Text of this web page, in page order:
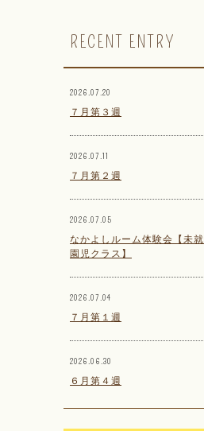
RECENT ENTRY
2026.07.20
７月第３週
2026.07.11
７月第２週
2026.07.05
なかよしルーム体験会【未就
園児クラス】
2026.07.04
７月第１週
2026.06.30
６月第４週